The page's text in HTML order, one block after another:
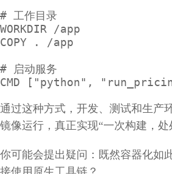
# 工作目录
WORKDIR /app
COPY . /app
# 启动服务
CMD ["python",
通过这种方式，开发、测试和生产
镜像运行，真正实现“一次构建，处
你可能会提出疑问：既然容器化如
接使用原生工具链？